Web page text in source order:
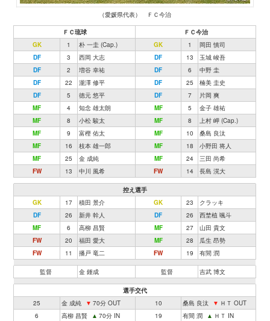
（愛媛県代表） ＦＣ今治
ＦＣ琉球
ＦＣ今治
GK
1 朴 一圭 (Cap.) GK 1
岡田 慎司
DF
3 西岡 大志 DF 13
玉城 峻吾
DF
2 増谷 幸祐 DF 6
中野 圭
DF
22 瀧澤 修平 DF 25
楠美 圭史
DF
5 徳元 悠平 DF 7
片岡 爽
MF
4 知念 雄太朗 MF 5
金子 雄祐
MF
8 小松 駿太 MF 8
上村 岬 (Cap.)
MF
9 富樫 佑太 MF 10
桑島 良汰
MF
16 枝本 雄一郎 MF 18
小野田 将人
MF
25 金 成純 MF 24
三田 尚希
FW
13 中川 風希 FW 14 長島 滉大
控え選手
GK
17 積田 景介 GK 23
クラッキ
DF
26 新井 幹人 DF 26
西埜植 颯斗
MF
6 高柳 昌賢 MF 27
山田 貴文
FW
20 福田 愛大 MF 28
瓜生 昂勢
FW
11 播戸 竜二 FW 19 有間 潤
監督 金 鍾成 監督 吉武 博文
選手交代
25
金 成純 ▼ 70分 OUT 10 桑島 良汰 ▼ ＨＴ OUT
6
高柳 昌賢 ▲ 70分 IN 19 有間 潤 ▲ ＨＴ IN